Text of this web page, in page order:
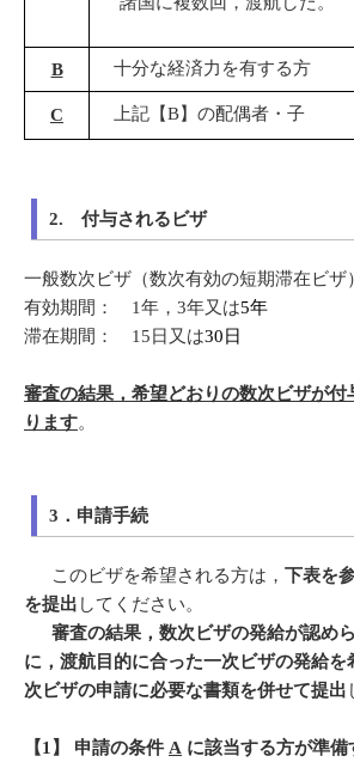
B 十分な経済力を有する方
C 上記【B】の配偶者・子
2. 付与されるビザ
一般数次ビザ（数次有効の短期滞在ビザ）
有効期間： 1年，3年又は5年
滞在期間： 15日又は30日
審査の結果，希望どおりの数次ビザが付
ります。
3．申請手続
このビザを希望される方は， 下表を
を提出 してください。
審査の結果，数次ビザの発給が認め
に，渡航目的に合った一次ビザの発給を
次ビザの申請に必要な書類を併せて提出
【1】 申請の条件 A に該当する方が準備